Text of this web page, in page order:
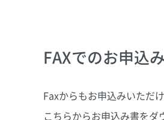
FAXでのお申込み
Faxからもお申込みいただけ
こちらからお申込み書をダ